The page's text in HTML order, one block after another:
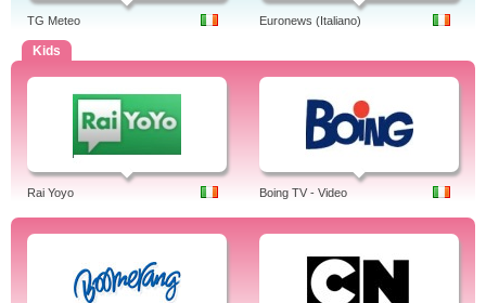
TG Meteo Euronews (Italiano)
Kids
Rai Yoyo Boing TV - Video